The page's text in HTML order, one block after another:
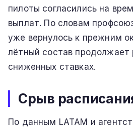
пилоты согласились на
выплат. По словам
уже вернулось к прежним
лётный состав продолжает
сниженных ставках.
Срыв
По данным LATAM и